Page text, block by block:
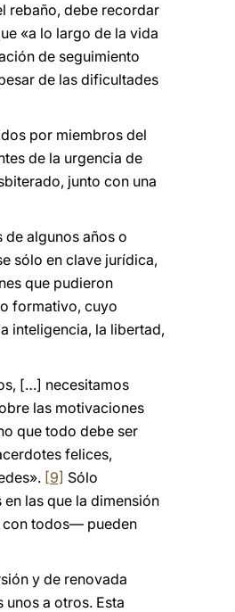
rebaño, debe recordar
«a lo largo de la vida
de seguimiento
de las dificultades
por miembros del
de la urgencia de
junto con una
de algunos años o
sólo en clave jurídica,
que pudieron
formativo, cuyo
inteligencia, la libertad,
[…] necesitamos
las motivaciones
que todo debe ser
felices,
[9] Sólo
las que la dimensión
con todos— pueden
y de renovada
a otros. Esta